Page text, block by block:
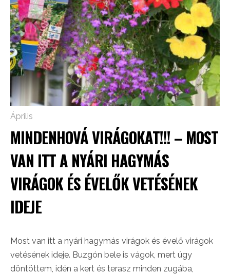
Április
MINDENHOVÁ VIRÁGOKAT!!! – MOST
VAN ITT A NYÁRI HAGYMÁS
VIRÁGOK ÉS ÉVELŐK VETÉSÉNEK
IDEJE
Most van itt a nyári hagymás virágok és évelő virágok
vetésének ideje. Buzgón bele is vágok, mert úgy
döntöttem, idén a kert és terasz minden zugába,